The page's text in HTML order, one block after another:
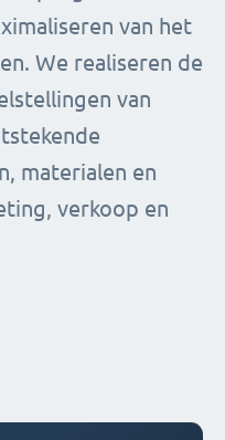
van het
We realiseren de
van
materialen en
verkoop en